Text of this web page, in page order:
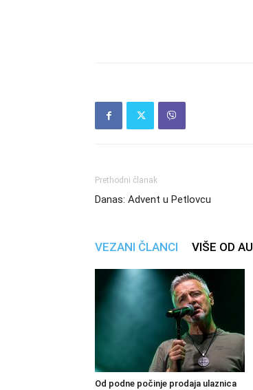
Prethodni članak
Danas: Advent u Petlovcu
VEZANI ČLANCI VIŠE OD
Od podne počinje prodaja ulaznica